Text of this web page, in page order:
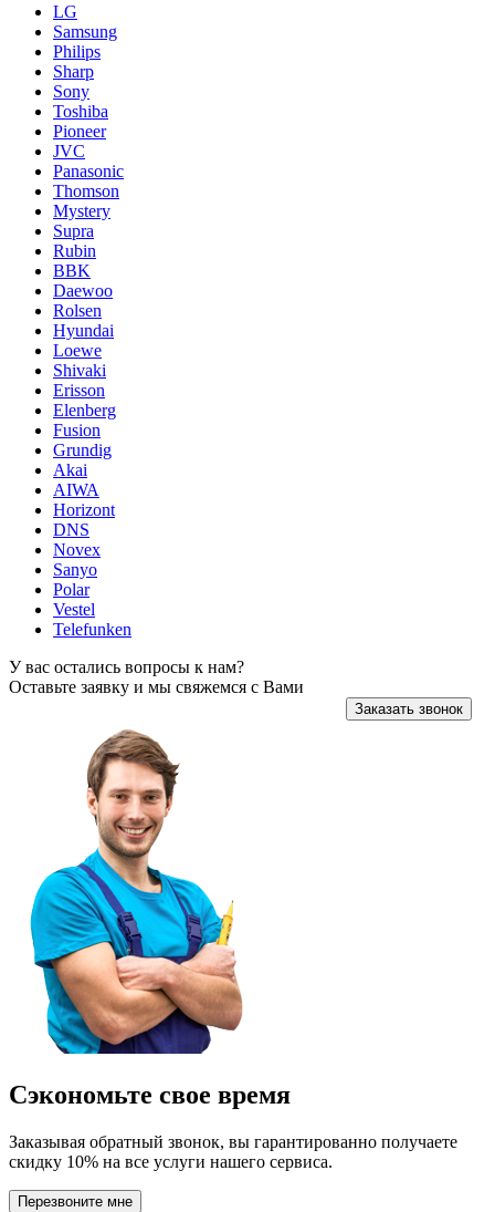
LG
Samsung
Philips
Sharp
Sony
Toshiba
Pioneer
JVC
Panasonic
Thomson
Mystery
Supra
Rubin
BBK
Daewoo
Rolsen
Hyundai
Loewe
Shivaki
Erisson
Elenberg
Fusion
Grundig
Akai
AIWA
Horizont
DNS
Novex
Sanyo
Polar
Vestel
Telefunken
У вас остались вопросы к нам?
Оставьте заявку и мы свяжемся с Вами
Заказать звонок
Сэкономьте свое время
Заказывая обратный звонок, вы гарантированно получаете
скидку 10% на все услуги нашего сервиса.
Перезвоните мне